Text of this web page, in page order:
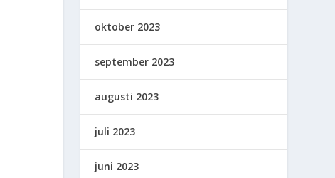
oktober 2023
september 2023
augusti 2023
juli 2023
juni 2023